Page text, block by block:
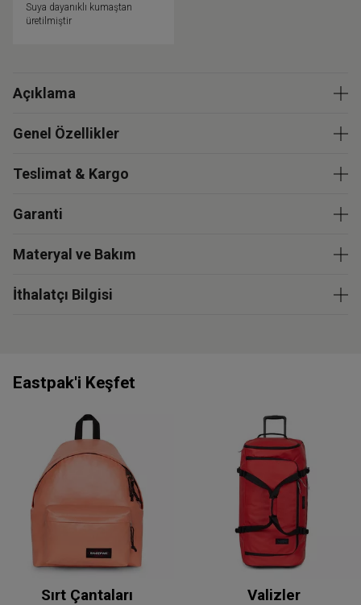
Suya dayanıklı kumaştan
üretilmiştir
Açıklama
Genel Özellikler
Teslimat & Kargo
Garanti
Materyal ve Bakım
İthalatçı Bilgisi
Eastpak'i Keşfet
Sırt Çantaları Valizler